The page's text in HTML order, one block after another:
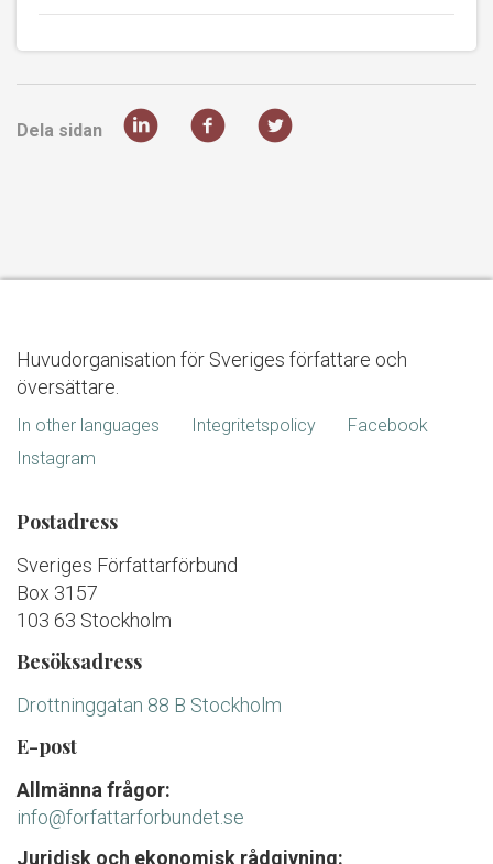
Dela sidan
Huvudorganisation för Sveriges författare och
översättare.
In other languages Integritetspolicy
Facebook
Instagram
Postadress
Sveriges Författarförbund
Box 3157
103 63 Stockholm
Besöksadress
Drottninggatan 88 B Stockholm
E-post
Allmänna frågor:
info@forfattarforbundet.se
Juridisk och ekonomisk rådgivning: